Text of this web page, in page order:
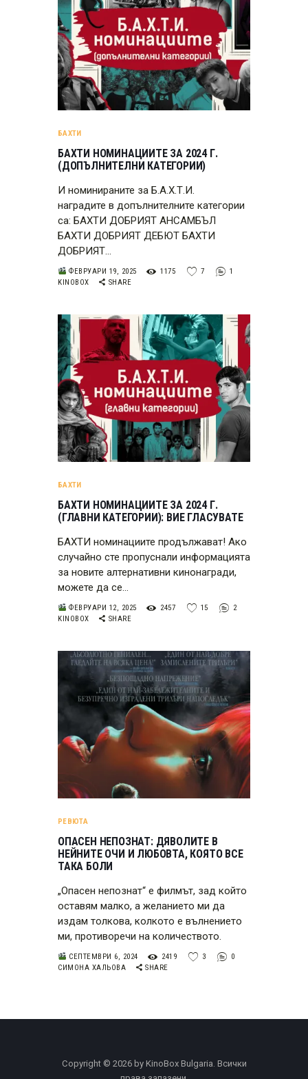
БАХТИ
БАХТИ НОМИНАЦИИТЕ ЗА 2024 Г.
(ДОПЪЛНИТЕЛНИ КАТЕГОРИИ)
И номинираните за Б.А.Х.Т.И.
наградите в допълнителните категории
са: БАХТИ ДОБРИЯТ АНСАМБЪЛ
БАХТИ ДОБРИЯТ ДЕБЮТ БАХТИ
ДОБРИЯТ…
ФЕВРУАРИ 19, 2025 1175 7
1
KINOBOX
SHARE
БАХТИ
БАХТИ НОМИНАЦИИТЕ ЗА 2024 Г.
(ГЛАВНИ КАТЕГОРИИ): ВИЕ ГЛАСУВАТЕ
БАХТИ номинациите продължават! Ако
случайно сте пропуснали информацията
за новите алтернативни кинонагради,
можете да се…
ФЕВРУАРИ 12, 2025 2457 15
2
KINOBOX
SHARE
РЕВЮТА
ОПАСЕН НЕПОЗНАТ: ДЯВОЛИТЕ В
НЕЙНИТЕ ОЧИ И ЛЮБОВТА, КОЯТО ВСЕ
ТАКА БОЛИ
„Опасен непознат“ е филмът, зад който
оставям малко, а желанието ми да
издам толкова, колкото е вълнението
ми, противоречи на количеството.
СЕПТЕМВРИ 6, 2024 2419 3
0
СИМОНА ХАЛЬОВА
SHARE
Copyright © 2026 by KinoBox Bulgaria. Всички